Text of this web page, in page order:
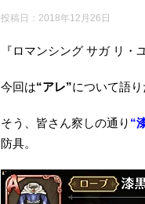
投稿日： 2018年12月26日
『ロマンシング サガ リ・
今回は“アレ”について語り
そう、皆さん察しの通り “
防具。